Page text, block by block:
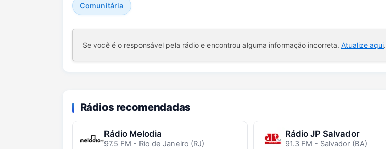
Comunitária
Se você é o responsável pela rádio e encontrou alguma informação incorreta. Atualize aqui.
Rádios recomendadas
Rádio Melodia
97.5 FM - Rio de Janeiro (RJ)
Rádio JP Salvador
91.3 FM - Salvador (BA)